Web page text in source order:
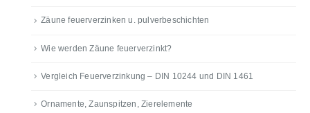
Zäune feuerverzinken u. pulverbeschichten
Wie werden Zäune feuerverzinkt?
Vergleich Feuerverzinkung – DIN 10244 und DIN 1461
Ornamente, Zaunspitzen, Zierelemente